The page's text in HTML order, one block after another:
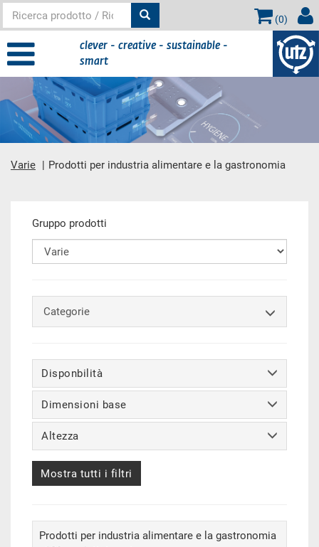
(0)
clever - creative - sustainable -
smart
Varie Prodotti per industria alimentare e la gastronomia
contenuto principale
Gruppo prodotti
Categorie
Disponbilità
Dimensioni base
Altezza
Mostra tutti i filtri
Prodotti per industria alimentare e la gastronomia